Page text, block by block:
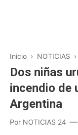
Inicio › NOTICIAS ›
Dos niñas
incendio de
Argentina
Por NOTICIAS 24